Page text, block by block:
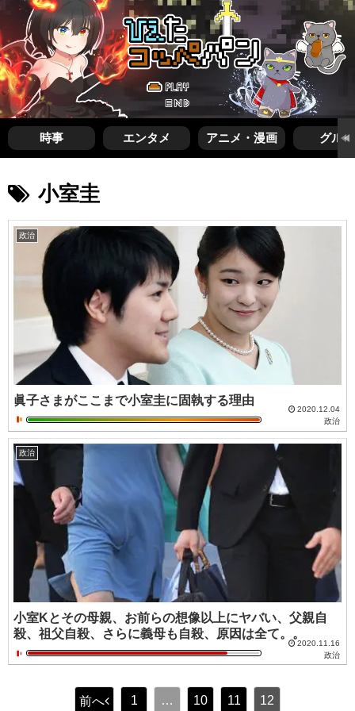
時事 エンタメ アニメ・漫画 グルメ
小室圭
政治
眞子さまがここまで小室圭に固執する理由
2020.12.04
政治
政治
小室Kとその母親、お前らの想像以上にヤバい、父親自
殺、祖父自殺、さらに義母も自殺、原因は全て。。
2020.11.16
政治
前へ 1 … 10 11 12